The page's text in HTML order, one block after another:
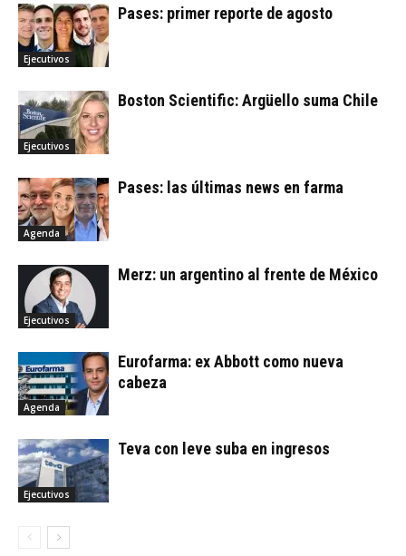
Ejecutivos
Pases: primer reporte de agosto
Ejecutivos
Boston Scientific: Argüello suma Chile
Agenda
Pases: las últimas news en farma
Ejecutivos
Merz: un argentino al frente de México
Agenda
Eurofarma: ex Abbott como nueva
cabeza
Ejecutivos
Teva con leve suba en ingresos